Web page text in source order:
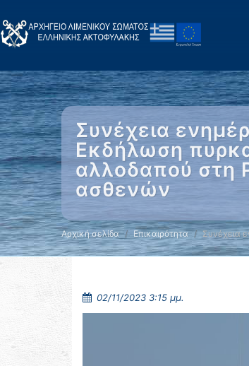
Συνέχεια
Εκδήλωση
αλλοδαπού στη
ασθενών
Αρχική σελίδα Επικαιρότητα Συνέχεια
02/11/2023 3:15 μμ.